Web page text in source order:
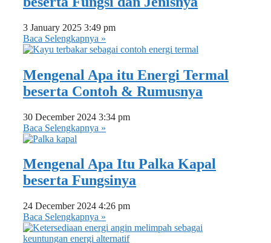
3 January 2025 3:49 pm
Baca Selengkapnya »
Mengenal Apa itu Energi Termal
beserta Contoh & Rumusnya
30 December 2024 3:34 pm
Baca Selengkapnya »
Mengenal Apa Itu Palka Kapal
beserta Fungsinya
24 December 2024 4:26 pm
Baca Selengkapnya »